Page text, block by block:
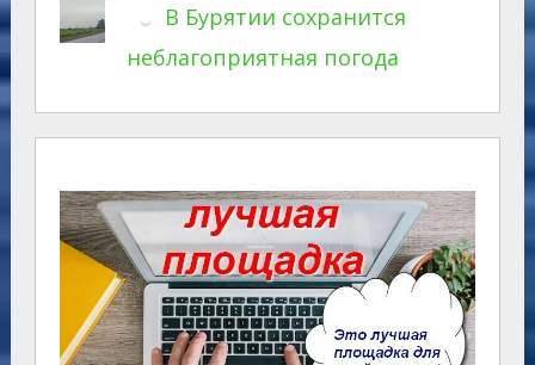
В Бурятии сохранится
неблагоприятная погода